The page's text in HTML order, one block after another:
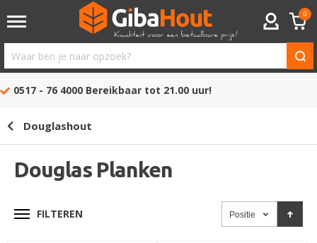
ACCOUNT
0
Waar
ben
opzoek?
0517 - 76 4000 Bereikbaar tot 21.00 uur!
Douglashout
Douglas Planken
FILTEREN Positie